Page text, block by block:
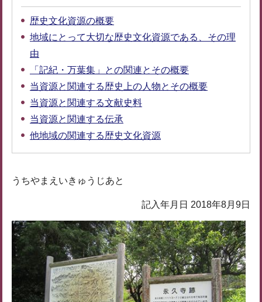
歴史文化資源の概要
地域にとって大切な歴史文化資源である、その理
由
「記紀・万葉集」との関連とその概要
当資源と関連する歴史上の人物とその概要
当資源と関連する文献史料
当資源と関連する伝承
他地域の関連する歴史文化資源
うちやまえいきゅうじあと
記入年月日 2018年8月9日